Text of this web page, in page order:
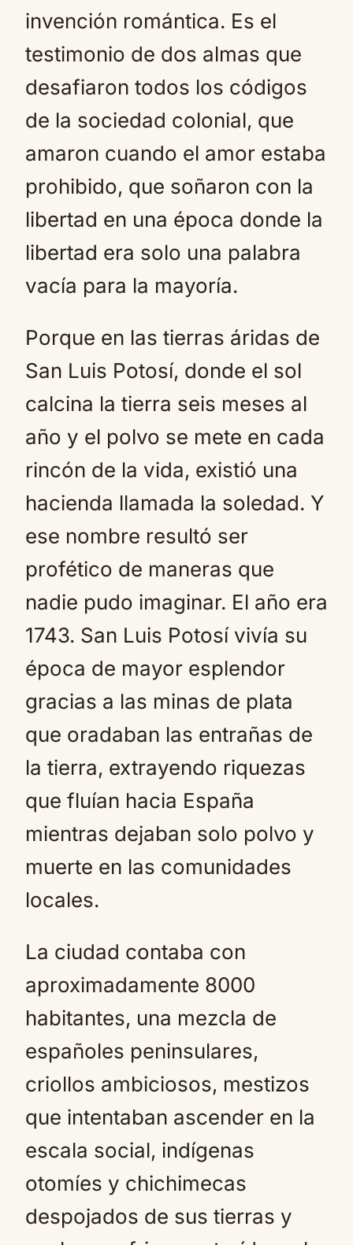
invención romántica. Es el
testimonio de dos almas que
desafiaron todos los códigos
de la sociedad colonial, que
amaron cuando el amor estaba
prohibido, que soñaron con la
libertad en una época donde la
libertad era solo una palabra
vacía para la mayoría.
Porque en las tierras áridas de
San Luis Potosí, donde el sol
calcina la tierra seis meses al
año y el polvo se mete en cada
rincón de la vida, existió una
hacienda llamada la soledad. Y
ese nombre resultó ser
profético de maneras que
nadie pudo imaginar. El año era
1743. San Luis Potosí vivía su
época de mayor esplendor
gracias a las minas de plata
que oradaban las entrañas de
la tierra, extrayendo riquezas
que fluían hacia España
mientras dejaban solo polvo y
muerte en las comunidades
locales.
La ciudad contaba con
aproximadamente 8000
habitantes, una mezcla de
españoles peninsulares,
criollos ambiciosos, mestizos
que intentaban ascender en la
escala social, indígenas
otomíes y chichimecas
despojados de sus tierras y